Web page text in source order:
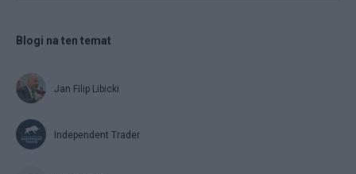
Blogi na ten temat
Jan Filip Libicki
Independent Trader